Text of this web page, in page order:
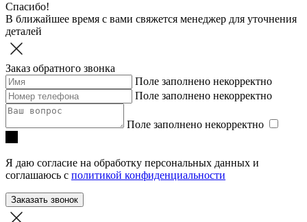
Спасибо!
В ближайшее время с вами свяжется менеджер для уточнения
деталей
Заказ обратного звонка
Поле заполнено некорректно
Поле заполнено некорректно
Поле заполнено некорректно
Я даю согласие на обработку персональных данных и
соглашаюсь с политикой конфиденциальности
Заказать звонок